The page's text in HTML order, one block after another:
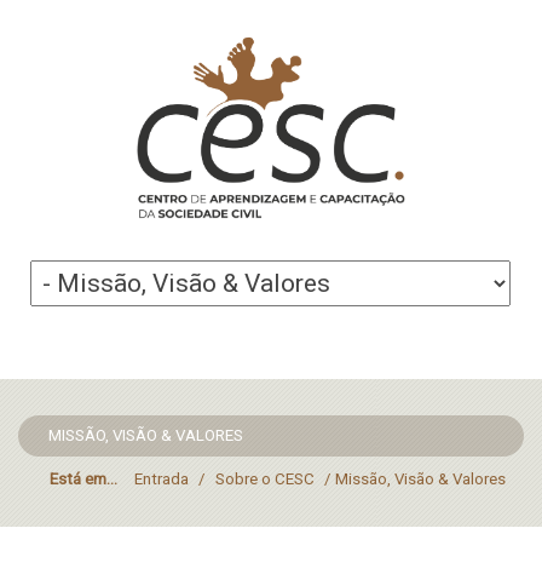
MISSÃO, VISÃO & VALORES
Está em... Entrada / Sobre o CESC / Missão, Visão & Valores